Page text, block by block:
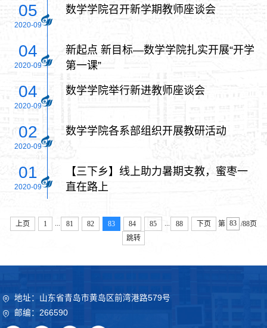
05
2020-09
数学学院召开新学期教师座谈会
04
2020-09
新起点 新目标—数学学院扎实开展“开学
第一课”
04
2020-09
数学学院举行新进教师座谈会
02
2020-09
数学学院各系部组织开展教研活动
01
2020-09
【三下乡】线上助力暑期支教，蜜枣一
直在路上
上页 1 81 82 83 84 85 88 下页 第
/88页
跳转
地址：山东省青岛市黄岛区前湾港路579号
邮编：266590